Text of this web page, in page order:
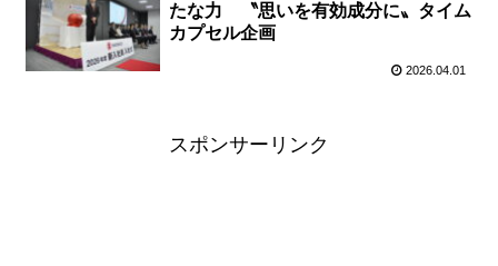
たな力 〝思いを有効成分に〟タイム
カプセル企画
2026.04.01
スポンサーリンク